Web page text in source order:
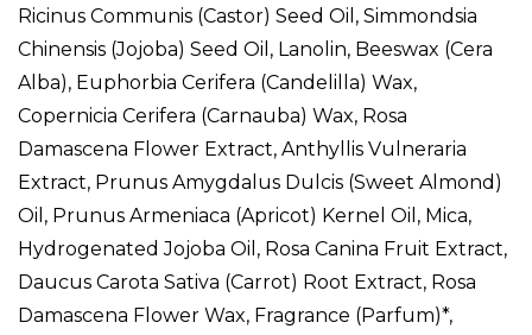
Ricinus Communis (Castor) Seed Oil, Simmondsia
Chinensis (Jojoba) Seed Oil, Lanolin, Beeswax (Cera
Alba), Euphorbia Cerifera (Candelilla) Wax,
Copernicia Cerifera (Carnauba) Wax, Rosa
Damascena Flower Extract, Anthyllis Vulneraria
Extract, Prunus Amygdalus Dulcis (Sweet Almond)
Oil, Prunus Armeniaca (Apricot) Kernel Oil, Mica,
Hydrogenated Jojoba Oil, Rosa Canina Fruit Extract,
Daucus Carota Sativa (Carrot) Root Extract, Rosa
Damascena Flower Wax, Fragrance (Parfum)*,